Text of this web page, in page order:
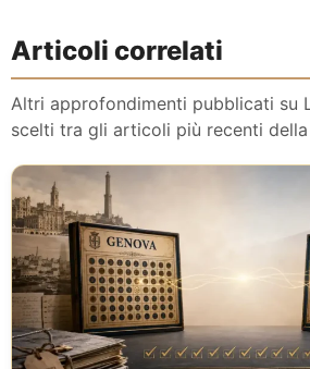
Articoli correlati
Altri approfondimenti pubblicati su
scelti tra gli articoli più recenti